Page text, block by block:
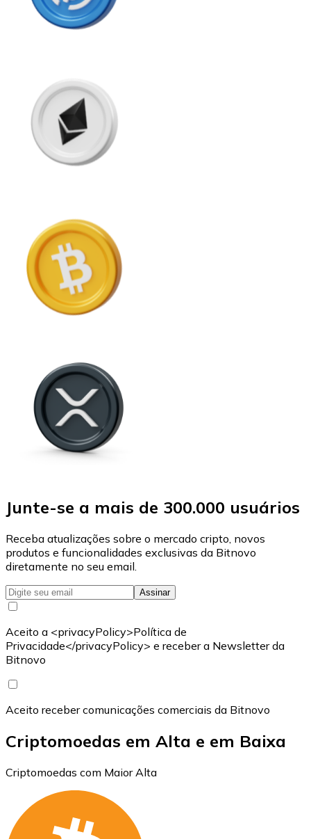
Junte-se a mais de 300.000 usuários
Receba atualizações sobre o mercado cripto, novos
produtos e funcionalidades exclusivas da Bitnovo
diretamente no seu email.
Assinar
Aceito a <privacyPolicy>Política de
Privacidade</privacyPolicy> e receber a Newsletter da
Bitnovo
Aceito receber comunicações comerciais da Bitnovo
Criptomoedas em Alta e em Baixa
Criptomoedas com Maior Alta